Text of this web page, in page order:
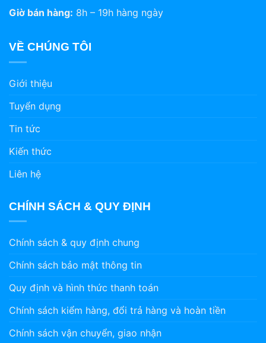
Giờ bán hàng: 8h – 19h hàng ngày
VỀ CHÚNG TÔI
Giới thiệu
Tuyển dụng
Tin tức
Kiến thức
Liên hệ
CHÍNH SÁCH & QUY ĐỊNH
Chính sách & quy định chung
Chính sách bảo mật thông tin
Quy định và hình thức thanh toán
Chính sách kiểm hàng, đổi trả hàng và hoàn tiền
Chính sách vận chuyển, giao nhận